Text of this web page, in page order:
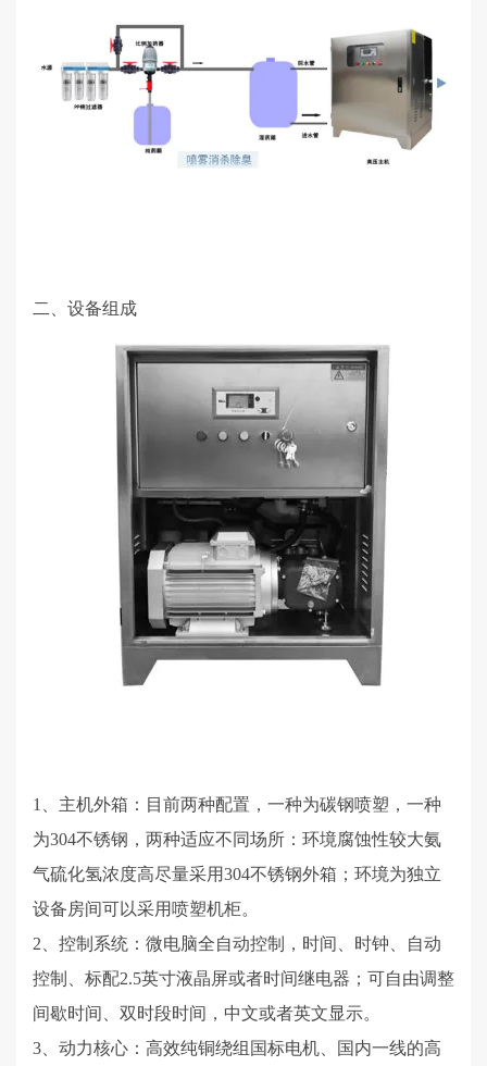
二、设备组成
1、主机外箱： 目前两种配置，一种为碳钢喷塑，一种
为304不锈钢，两种适应不同场所：环境腐蚀性较大氨
气硫化氢浓度高尽量采用304不锈钢外箱；环境为独立
设备房间可以采用喷塑机柜。
2、控制系统：微电脑全自动控制，时间、时钟、自动
控制、标配2.5英寸液晶屏或者时间继电器；可自由调整
间歇时间、双时段时间，中文或者英文显示。
3、动力核心：高效纯铜绕组国标电机、国内一线的高